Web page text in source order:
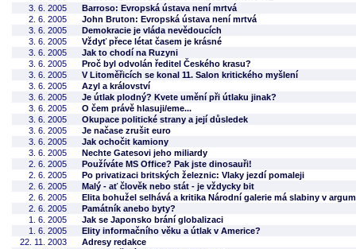
3. 6. 2005
Barroso: Evropská ústava není mrtvá
2. 6. 2005
John Bruton: Evropská ústava není mrtvá
3. 6. 2005
Demokracie je vláda nevědoucích
3. 6. 2005
Vždyť přece létat časem je krásné
3. 6. 2005
Jak to chodí na Ruzyni
3. 6. 2005
Proč byl odvolán ředitel Českého krasu?
3. 6. 2005
V Litoměřicích se konal 11. Salon kritického myšlení
3. 6. 2005
Azyl a království
3. 6. 2005
Je útlak plodný? Kvete umění při útlaku jinak?
3. 6. 2005
O čem právě hlasuji/eme...
3. 6. 2005
Okupace politické strany a její důsledek
3. 6. 2005
Je načase zrušit euro
3. 6. 2005
Jak ochočit kamiony
3. 6. 2005
Nechte Gatesovi jeho miliardy
2. 6. 2005
Používáte MS Office? Pak jste dinosauři!
2. 6. 2005
Po privatizaci britských železnic: Vlaky jezdí pomaleji
2. 6. 2005
Malý - ať člověk nebo stát - je vždycky bit
2. 6. 2005
Elita bohužel selhává a kritika Národní galerie má slabiny v
2. 6. 2005
Památník anebo byty?
1. 6. 2005
Jak se Japonsko brání globalizaci
1. 6. 2005
Elity informačního věku a útlak v Americe?
22. 11. 2003
Adresy redakce